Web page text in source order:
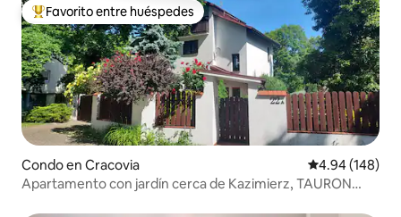
Favorito entre huéspedes preferido
Favorito entre huéspedes
Condo en Cracovia Calificación
4.94 (148)
Apartamento con jardín cerca de Kazimierz, TAURON